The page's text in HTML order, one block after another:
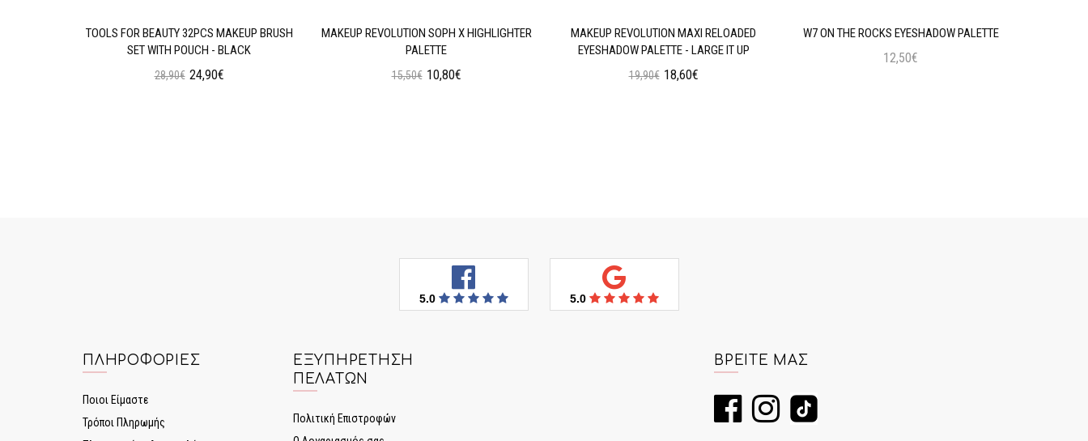
TOOLS FOR BEAUTY 32PCS MAKEUP BRUSH
SET WITH POUCH - BLACK
28,90€ 24,90€
MAKEUP REVOLUTION SOPH X HIGHLIGHTER
PALETTE
15,50€ 10,80€
MAKEUP REVOLUTION MAXI RELOADED
EYESHADOW PALETTE - LARGE IT UP
19,90€ 18,60€
W7 ON THE ROCKS EYESHADOW PALETTE
12,50€
5.0 5.0
ΠΛΗΡΟΦΟΡΊΕΣ
Ποιοι Είμαστε
Τρόποι Πληρωμής
ΕΞΥΠΗΡΈΤΗΣΗ
ΠΕΛΑΤΏΝ
Πολιτική Επιστροφών
ΒΡΕΊΤΕ ΜΑΣ